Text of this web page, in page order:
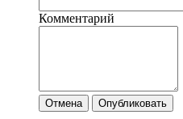
Комментарий
Отмена Опубликовать